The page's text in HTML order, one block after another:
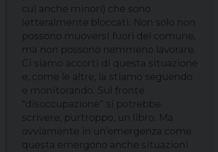
cui anche minori) che sono
letteralmente bloccati. Non solo non
possono muoversi fuori del comune,
ma non possono nemmeno lavorare.
Ci siamo accorti di questa situazione
e, come le altre, la stiamo seguendo
e monitorando. Sul fronte
“disoccupazione” si potrebbe
scrivere, purtroppo, un libro. Ma
ovviamente in un’emergenza come
questa emergono anche situazioni